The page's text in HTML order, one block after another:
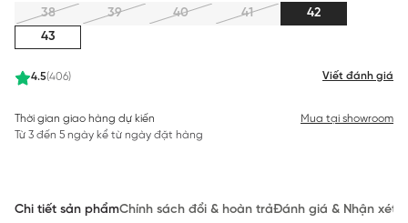
4.5(406) Viết đánh giá
38 39 40 41
42
43
Thời gian giao hàng dự kiến
Từ 3 đến 5 ngày kể từ ngày đặt hàng
Mua tại showroom
Chi tiết sản phẩmChính sách đổi & hoàn trảĐánh giá & Nhận xét